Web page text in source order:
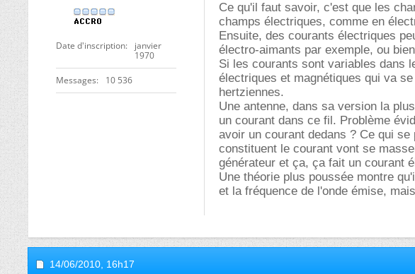
Date d'inscription
janvier
1970
Messages 10 536
Ce qu'il faut savoir, c'est que les
champs électriques, comme en
Ensuite, des courants électriques
électro-aimants par exemple, ou
Si les courants sont variables dans
électriques et magnétiques qui va
hertziennes.
Une antenne, dans sa version la
un courant dans ce fil. Problème
avoir un courant dedans ? Ce qui
constituent le courant vont se
générateur et ça, ça fait un courant
Une théorie plus poussée montre
et la fréquence de l'onde émise,
14/06/2010, 16h17